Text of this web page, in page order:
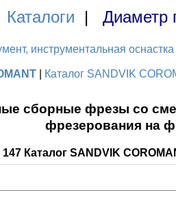
Каталоги | Диаметр
инструментальная
Каталог SANDVIK
сборные фрезы со
фрезерования на
147 Каталог SANDVIK